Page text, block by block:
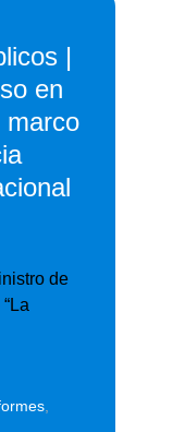
|
en
marco
de
,